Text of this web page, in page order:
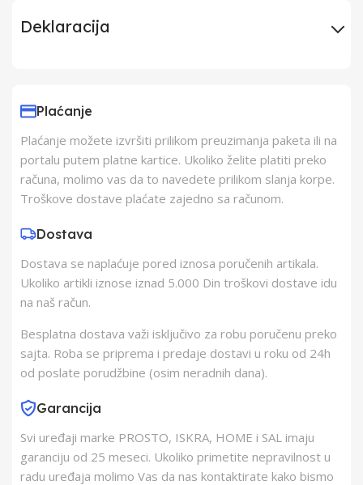
Deklaracija
Zemlja Porekla Kina
Zemlja Uvoza
Barkod 8606035962638
Plaćanje
Plaćanje možete izvršiti prilikom preuzimanja paketa ili na
portalu putem platne kartice. Ukoliko želite platiti preko
računa, molimo vas da to navedete prilikom slanja korpe.
Troškove dostave plaćate zajedno sa računom.
Dostava
Dostava se naplaćuje pored iznosa poručenih artikala.
Ukoliko artikli iznose iznad 5.000 Din troškovi dostave idu
na naš račun.
Besplatna dostava važi isključivo za robu poručenu preko
sajta. Roba se priprema i predaje dostavi u roku od 24h
od poslate porudžbine (osim neradnih dana).
Garancija
Svi uređaji marke PROSTO, ISKRA, HOME i SAL imaju
garanciju od 25 meseci. Ukoliko primetite nepravilnost u
radu uređaja molimo Vas da nas kontaktirate kako bismo